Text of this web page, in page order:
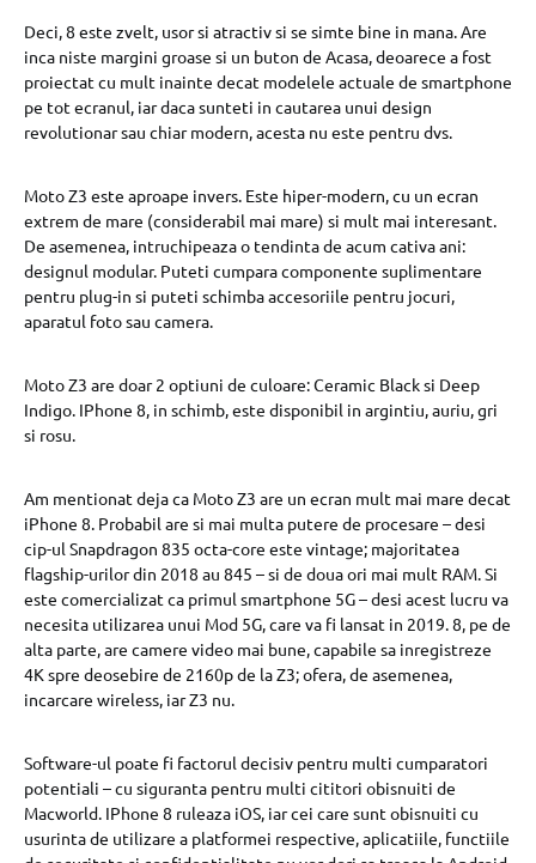
Deci, 8 este zvelt, usor si atractiv si se simte bine in mana. Are
inca niste margini groase si un buton de Acasa, deoarece a fost
proiectat cu mult inainte decat modelele actuale de smartphone
pe tot ecranul, iar daca sunteti in cautarea unui design
revolutionar sau chiar modern, acesta nu este pentru dvs.
Moto Z3 este aproape invers. Este hiper-modern, cu un ecran
extrem de mare (considerabil mai mare) si mult mai interesant.
De asemenea, intruchipeaza o tendinta de acum cativa ani:
designul modular. Puteti cumpara componente suplimentare
pentru plug-in si puteti schimba accesoriile pentru jocuri,
aparatul foto sau camera.
Moto Z3 are doar 2 optiuni de culoare: Ceramic Black si Deep
Indigo. IPhone 8, in schimb, este disponibil in argintiu, auriu, gri
si rosu.
Am mentionat deja ca Moto Z3 are un ecran mult mai mare decat
iPhone 8. Probabil are si mai multa putere de procesare – desi
cip-ul Snapdragon 835 octa-core este vintage; majoritatea
flagship-urilor din 2018 au 845 – si de doua ori mai mult RAM. Si
este comercializat ca primul smartphone 5G – desi acest lucru va
necesita utilizarea unui Mod 5G, care va fi lansat in 2019. 8, pe de
alta parte, are camere video mai bune, capabile sa inregistreze
4K spre deosebire de 2160p de la Z3; ofera, de asemenea,
incarcare wireless, iar Z3 nu.
Software-ul poate fi factorul decisiv pentru multi cumparatori
potentiali – cu siguranta pentru multi cititori obisnuiti de
Macworld. IPhone 8 ruleaza iOS, iar cei care sunt obisnuiti cu
usurinta de utilizare a platformei respective, aplicatiile, functiile